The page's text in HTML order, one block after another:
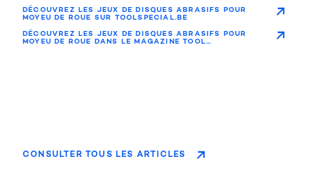
DÉCOUVREZ LES JEUX DE DISQUES ABRASIFS POUR
MOYEU DE ROUE SUR TOOLSPECIAL.BE
DÉCOUVREZ LES JEUX DE DISQUES ABRASIFS POUR
MOYEU DE ROUE DANS LE MAGAZINE TOOL…
CONSULTER TOUS LES ARTICLES